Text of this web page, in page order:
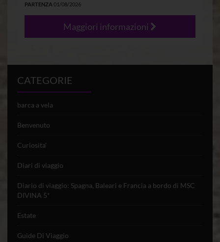
PARTENZA 01/08/2026
Maggiori informazioni
CATEGORIE
barca a vela
Benvenuto
Curiosita'
Diari di viaggio
Diario di viaggio: Spagna, Baleari e Francia a bordo di MSC
DIVINA 5*
Estate
Guide Di Viaggio